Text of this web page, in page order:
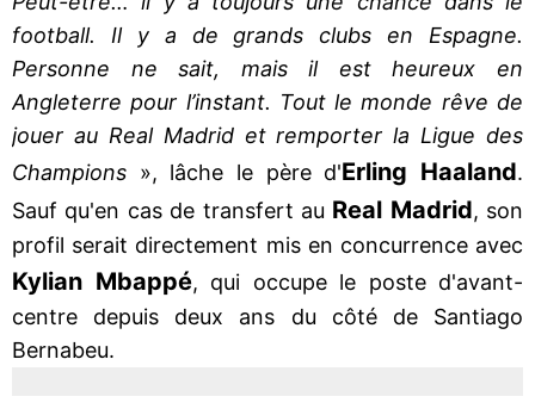
football. Il y a de grands clubs en Espagne.
Personne ne sait, mais il est heureux en
Angleterre pour l’instant. Tout le monde rêve de
jouer au Real Madrid et remporter la Ligue des
Champions », lâche le père d'Erling Haaland.
Sauf qu'en cas de transfert au Real Madrid, son
profil serait directement mis en concurrence avec
Kylian Mbappé, qui occupe le poste d'avant-
centre depuis deux ans du côté de Santiago
Bernabeu.